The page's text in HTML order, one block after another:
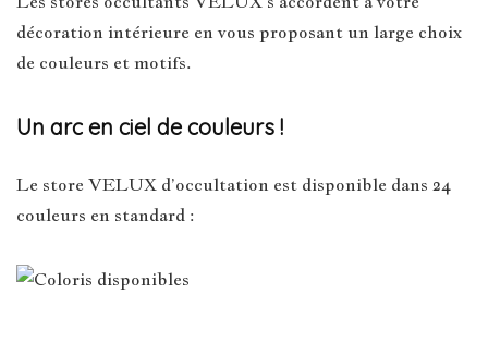
décoration intérieure en vous proposant un large choix
de couleurs et motifs.
Un arc en ciel de couleurs !
Le store VELUX d’occultation est disponible dans 24
couleurs en standard :